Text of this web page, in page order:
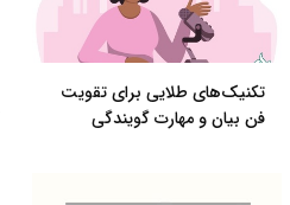
تکنیک‌های طلایی برای تقویت
فن بیان و مهارت گویندگی